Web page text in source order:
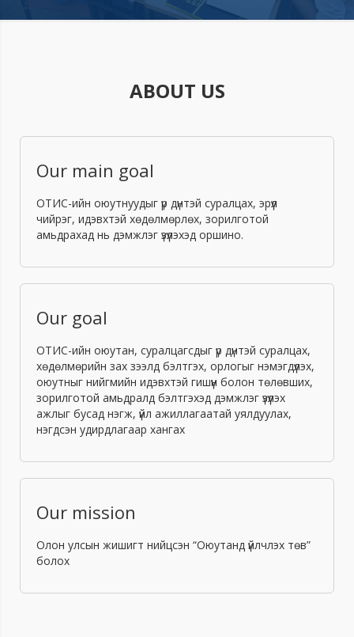
ABOUT US
Our main goal
ОТИС-ийн оюутнуудыг үр дүнтэй суралцах, эрүүл
чийрэг, идэвхтэй хөдөлмөрлөх, зорилготой
амьдрахад нь дэмжлэг үзүүлэхэд оршино.
Our goal
ОТИС-ийн оюутан, суралцагсдыг үр дүнтэй суралцах,
хөдөлмөрийн зах зээлд бэлтгэх, орлогыг нэмэгдүүлэх,
оюутныг нийгмийн идэвхтэй гишүүн болон төлөвших,
зорилготой амьдралд бэлтгэхэд дэмжлэг үзүүлэх
ажлыг бусад нэгж, үйл ажиллагаатай уялдуулах,
нэгдсэн удирдлагаар хангах
Our mission
Олон улсын жишигт нийцсэн “Оюутанд үйлчлэх төв”
болох